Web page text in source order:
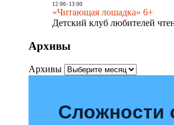
12:00- 13:00
«Читающая лошадка» 6+
Детский клуб любителей
Архивы
Архивы
Сложности